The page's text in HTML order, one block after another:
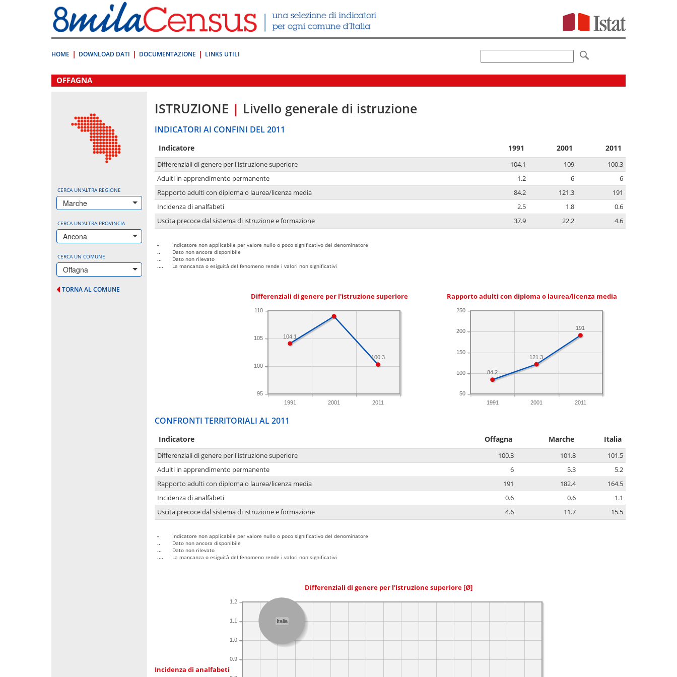
direttamente
a:
Contenuto
HOME DOWNLOAD DATI DOCUMENTAZIONE LINKS UTILI
.
OFFAGNA
CERCA UN'ALTRA REGIONE
Marche
CERCA UN'ALTRA PROVINCIA
Ancona
CERCA UN COMUNE
Offagna
TORNA AL COMUNE
ISTRUZIONE | Livello generale di istruzione
INDICATORI AI CONFINI DEL 2011
Indicatore 1991 2001 2011
Differenziali di genere per l'istruzione superiore 104.1 109
100.3
Adulti in apprendimento permanente
1.2 6
6
Rapporto adulti con diploma o laurea/licenza media
84.2 121.3
191
Incidenza di analfabeti
2.5 1.8
0.6
Uscita precoce dal sistema di istruzione e formazione
37.9 22.2 4.6
-
Indicatore non applicabile per valore nullo o poco significativo del denominatore
..
Dato non ancora disponibile
...
Dato non rilevato
....
La mancanza o esiguità del fenomeno rende i valori non significativi
Differenziali di genere per l'istruzione superiore
1991 2001 2011
95
100
105
110
100.3
104.1
Rapporto adulti con diploma o laurea/licenza media
1991 2001 2011
50
100
150
200
250
191
121.3
84.2
CONFRONTI TERRITORIALI AL 2011
Indicatore Offagna Marche Italia
Differenziali di genere per l'istruzione superiore 100.3 101.8
101.5
Adulti in apprendimento permanente
6 5.3
5.2
Rapporto adulti con diploma o laurea/licenza media
191 182.4
164.5
Incidenza di analfabeti
0.6 0.6
1.1
Uscita precoce dal sistema di istruzione e formazione
4.6 11.7 15.5
-
Indicatore non applicabile per valore nullo o poco significativo del denominatore
..
Dato non ancora disponibile
...
Dato non rilevato
....
La mancanza o esiguità del fenomeno rende i valori non significativi
Differenziali di genere per l'istruzione superiore [Ø]
Incidenza di analfabeti
0.9
1.0
1.1
1.2
Italia